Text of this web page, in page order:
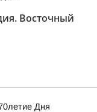
Восточный
Дня